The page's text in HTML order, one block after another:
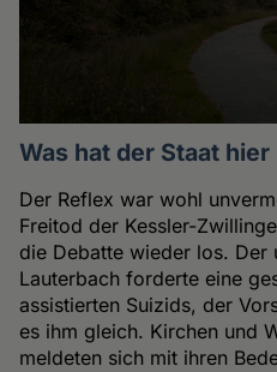
Was hat der Staat
Der Reflex war wohl
Freitod der Kessler-
die Debatte wieder los. Der
Lauterbach forderte eine
assistierten Suizids, der
es ihm gleich. Kirchen und
meldeten sich mit ihren